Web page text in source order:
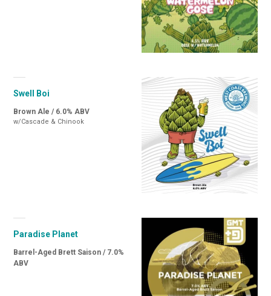
Swell Boi
Brown Ale / 6.0% ABV
w/Cascade & Chinook
Paradise Planet
Barrel-Aged Brett Saison / 7.0%
ABV